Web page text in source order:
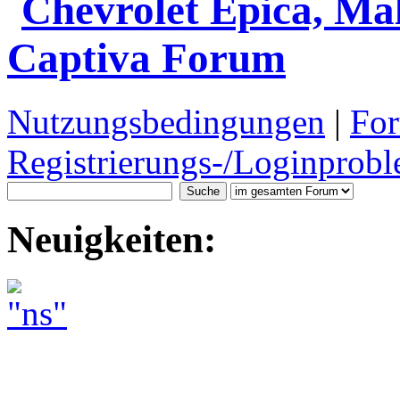
Nutzungsbedingungen |
Registrierungs-/
Neuigkeiten: